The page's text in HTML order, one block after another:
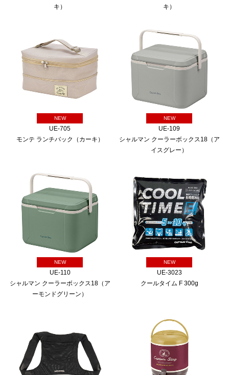
キ） キ）
NEW
UE-705
モンテ ランチバック（カーキ）
NEW
UE-109
シャルマン クーラーボックス18（ア
イスグレー）
NEW
UE-110
シャルマン クーラーボックス18（ア
ーモンドグリーン）
NEW
UE-3023
クールタイム F 300g